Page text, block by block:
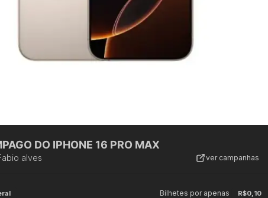
DO IPHONE 16 PRO MAX
alves ver campanhas
Bilhetes por apenas R$0,10